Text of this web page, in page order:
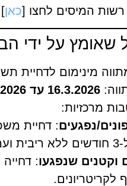
המיסים לחצו [כאן]
על ידי
מינימום לדחיית
16.3.2026 עד 16.4.2026
מרכזיות:
נפגעים
וקטנים שנפגעו
לקריטריונים.